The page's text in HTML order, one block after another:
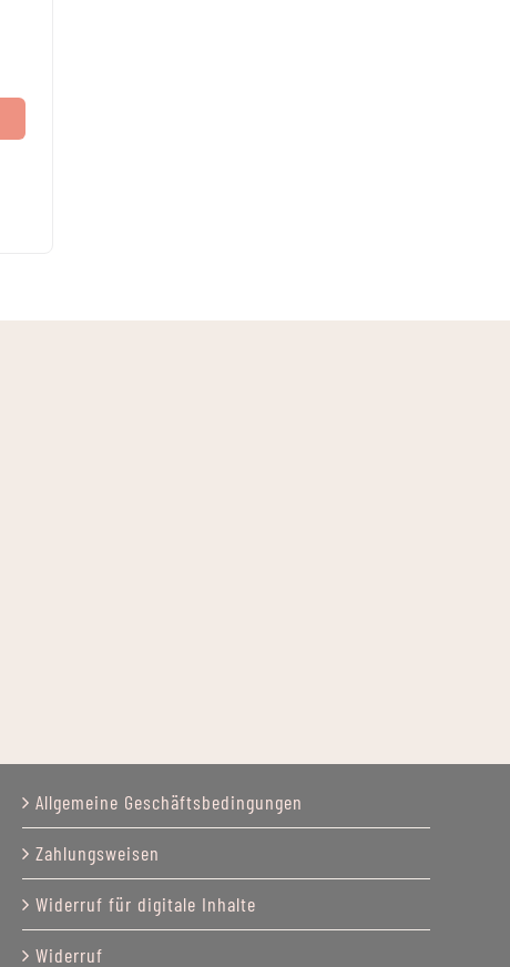
Allgemeine Geschäftsbedingungen
Zahlungsweisen
Widerruf für digitale Inhalte
Widerruf